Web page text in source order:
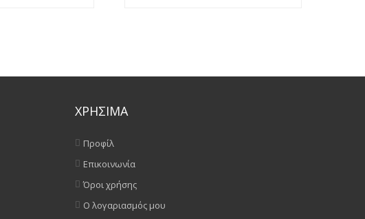
ΧΡΗΣΙΜΑ
Προφίλ
Επικοινωνία
Όροι χρήσης
Ο λογαριασμός μου